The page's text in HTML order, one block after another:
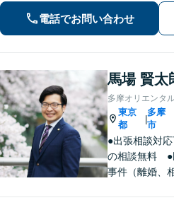
かせ
尽力
電話でお問い合わせ
馬場 賢太
多摩オリエンタ
東京
都
|
多摩
市
●出張相談対
の相談無料 ●
事件（離婚、